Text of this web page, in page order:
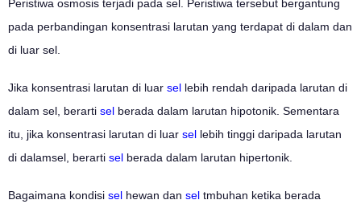
Peristiwa osmosis terjadi pada sel. Peristiwa tersebut bergantung
pada perbandingan konsentrasi larutan yang terdapat di dalam dan
di luar sel.
Jika konsentrasi larutan di luar sel lebih rendah daripada larutan di
dalam sel, berarti sel berada dalam larutan hipotonik. Sementara
itu, jika konsentrasi larutan di luar sel lebih tinggi daripada larutan
di dalamsel, berarti sel berada dalam larutan hipertonik.
Bagaimana kondisi sel hewan dan sel tmbuhan ketika berada